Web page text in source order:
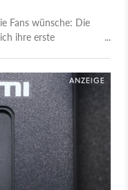
Fans wünsche: Die
ihre erste